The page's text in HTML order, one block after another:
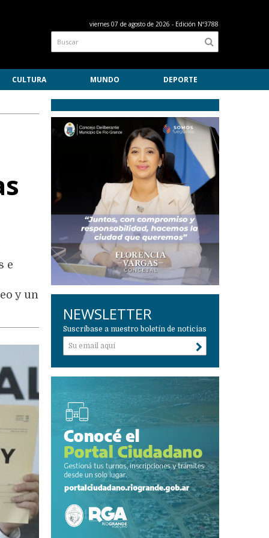
viernes 07 de agosto de 2026 - Edición Nº3788
CULTURA MUNDO DEPORTE
e
y un
NEWSLETTER
Suscríbase a nuestro boletín de noticias